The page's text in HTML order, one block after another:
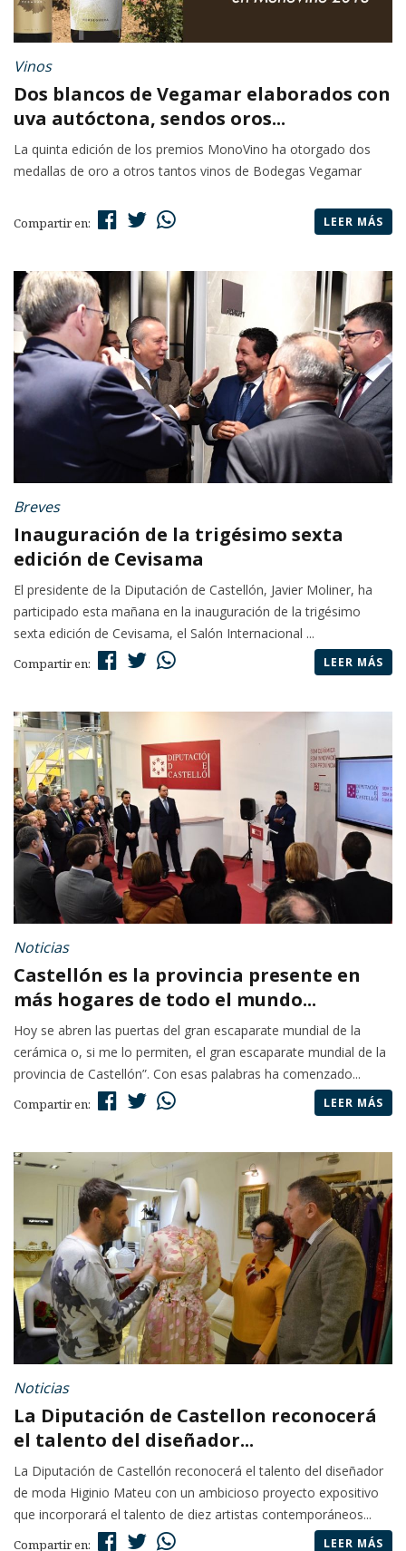
Vinos
Dos blancos de Vegamar elaborados con
uva autóctona, sendos oros...
La quinta edición de los premios MonoVino ha otorgado dos
medallas de oro a otros tantos vinos de Bodegas Vegamar
Compartir en: LEER MÁS
Breves
Inauguración de la trigésimo sexta
edición de Cevisama
El presidente de la Diputación de Castellón, Javier Moliner, ha
participado esta mañana en la inauguración de la trigésimo
sexta edición de Cevisama, el Salón Internacional ...
Compartir en: LEER MÁS
Noticias
Castellón es la provincia presente en
más hogares de todo el mundo...
Hoy se abren las puertas del gran escaparate mundial de la
cerámica o, si me lo permiten, el gran escaparate mundial de la
provincia de Castellón”. Con esas palabras ha comenzado...
Compartir en: LEER MÁS
Noticias
La Diputación de Castellon reconocerá
el talento del diseñador...
La Diputación de Castellón reconocerá el talento del diseñador
de moda Higinio Mateu con un ambicioso proyecto expositivo
que incorporará el talento de diez artistas contemporáneos...
Compartir en: LEER MÁS